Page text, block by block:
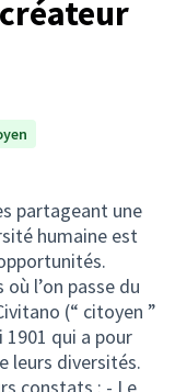
partageant une
humaine est
l’on passe du
(“ citoyen ”
qui a pour
leurs diversités.